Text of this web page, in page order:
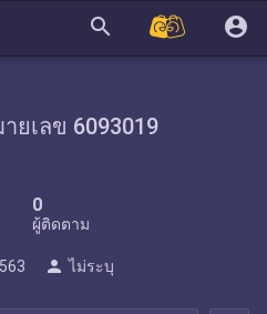
search account_circle
ยเลข 6093019
0
ผู้ติดตาม
person ไม่ระบุ